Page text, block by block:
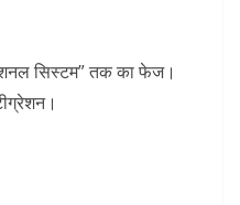
सिस्टम” तक का फेज।